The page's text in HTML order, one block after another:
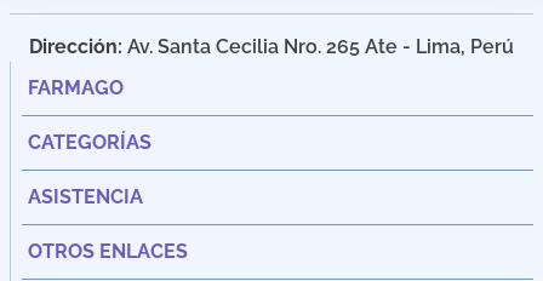
Dirección: Av. Santa Cecilia Nro. 265 Ate - Lima, Perú
FARMAGO
CATEGORÍAS
ASISTENCIA
OTROS ENLACES